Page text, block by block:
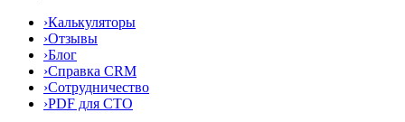
›Калькуляторы
›Отзывы
›Блог
›Справка CRM
›Сотрудничество
›PDF для СТО